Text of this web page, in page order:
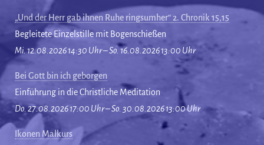
„Und der Herr gab ihnen Ruhe ringsumher“ 2. Chronik 15,15
Begleitete Einzelstille mit Bogenschießen
Mi. 12.08.2026 14:30 Uhr – So. 16.08.2026 13:00 Uhr
Bei Gott bin ich geborgen
Einführung in die Christliche Meditation
Do. 27.08.2026 17:00 Uhr – So. 30.08.2026 13:00 Uhr
Ikonen Malkurs